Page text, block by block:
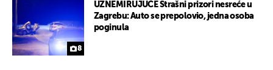
8
UZNEMIRUJUĆE Strašni prizori nesreće u
Zagrebu: Auto se prepolovio, jedna osoba
poginula